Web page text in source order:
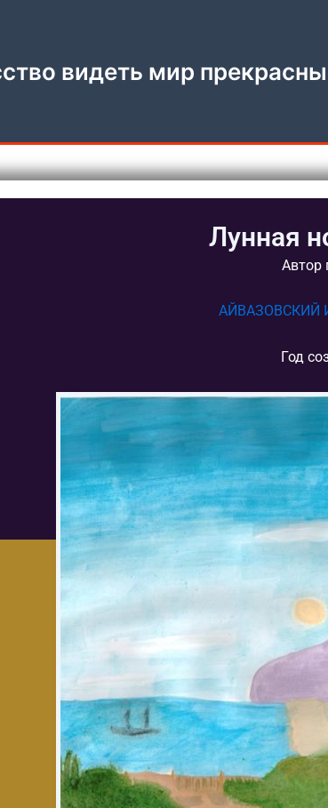
видеть мир
Лунная
Автор
АЙВАЗОВСКИЙ
Год